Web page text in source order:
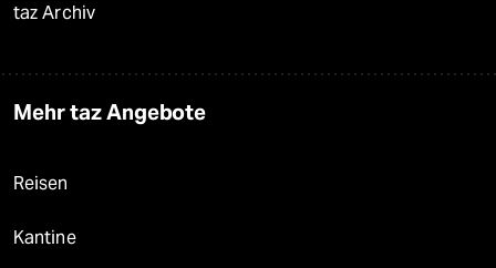
taz Archiv
Mehr taz Angebote
Reisen
Kantine